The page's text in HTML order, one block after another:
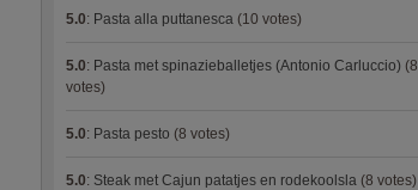
5.0: Pasta alla puttanesca (10 votes)
5.0: Pasta met spinazieballetjes (Antonio Carluccio) (8
votes)
5.0: Pasta pesto (8 votes)
5.0: Steak met Cajun patatjes en rodekoolsla (8 votes)